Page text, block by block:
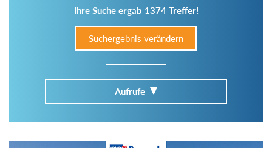
Ihre Suche ergab 1374 Treffer!
Suchergebnis verändern
Aufrufe